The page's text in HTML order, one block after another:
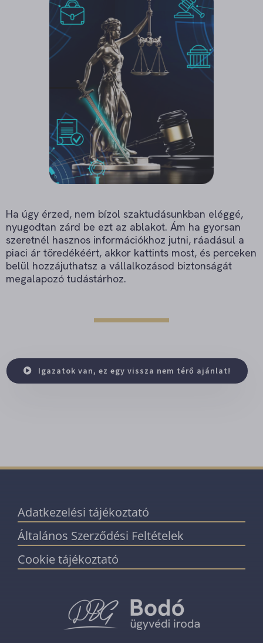
Ha úgy érzed, nem bízol szaktudásunkban eléggé,
nyugodtan zárd be ezt az ablakot. Ám ha gyorsan
szeretnél hasznos információkhoz jutni, ráadásul a
piaci ár töredékéért, akkor kattints most, és perceken
belül hozzájuthatsz a vállalkozásod biztonságát
megalapozó tudástárhoz.
Igazatok van, ez egy vissza nem térő ajánlat!
Adatkezelési tájékoztató
Általános Szerződési Feltételek
Cookie tájékoztató